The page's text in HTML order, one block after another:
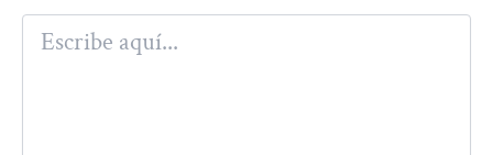
Escribe
aquí...